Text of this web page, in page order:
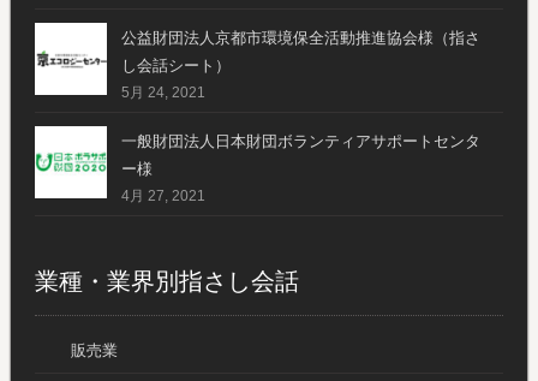
公益財団法人京都市環境保全活動推進協会様（指さ
し会話シート）
5月 24, 2021
一般財団法人日本財団ボランティアサポートセンタ
ー様
4月 27, 2021
業種・業界別指さし会話
販売業